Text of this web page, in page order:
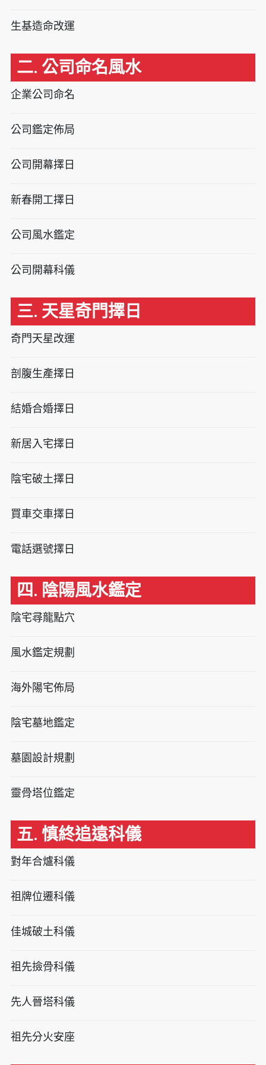
生基造命改運
二. 公司命名風水
企業公司命名
公司鑑定佈局
公司開幕擇日
新春開工擇日
公司風水鑑定
公司開幕科儀
三. 天星奇門擇日
奇門天星改運
剖腹生產擇日
結婚合婚擇日
新居入宅擇日
陰宅破土擇日
買車交車擇日
電話選號擇日
四. 陰陽風水鑑定
陰宅尋龍點穴
風水鑑定規劃
海外陽宅佈局
陰宅墓地鑑定
墓園設計規劃
靈骨塔位鑑定
五. 慎終追遠科儀
對年合爐科儀
祖牌位遷科儀
佳城破土科儀
祖先撿骨科儀
先人晉塔科儀
祖先分火安座